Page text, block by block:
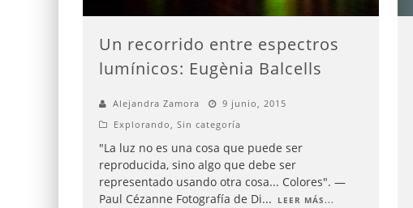
Un recorrido entre espectros
lumínicos: Eugènia Balcells
Alejandra Zamora
9 junio, 2015
Explorando, Sin categoría
"La luz no es una cosa que puede ser
reproducida, sino algo que debe ser
representado usando otra cosa... Colores". —
Paul Cézanne Fotografía de Di... LEER MÁS...